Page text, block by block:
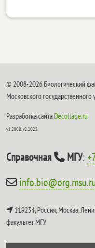
© 2008-2026 Биологический
Московского
Разработка сайта Decollage.ru
v1.2008, v2.2022
Справочная МГУ:
119234, Россия, Москва,
факультет МГУ